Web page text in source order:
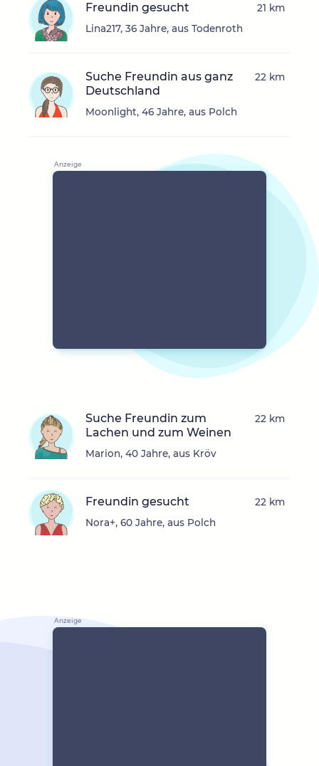
Freundin gesucht
Lina217, 36 Jahre, aus Todenroth
21 km
Suche Freundin aus ganz
Deutschland
Moonlight, 46 Jahre, aus Polch
22 km
Suche Freundin zum
Lachen und zum Weinen
Marion, 40 Jahre, aus Kröv
22 km
Freundin gesucht
Nora+, 60 Jahre, aus Polch
22 km